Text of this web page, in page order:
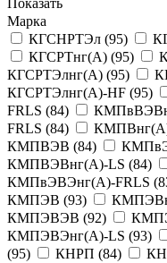
Показать
Марка
КГСНРТЭл (95)
КГСРТнг(А) (95)
КГСРТЭлнг(А) (95)
КГСРТЭлнг(А)-HF (95)
FRLS (84)
FRLS (84)
КМПВЭВ (84)
КМПВЭВнг(А)-LS (84)
КМПвЭВЭнг(А)-FRLS (
КМПЭВ (93)
КМПЭВЭВ (92)
КМПЭВЭнг(А)-LS (93)
(95) КНРП (84)